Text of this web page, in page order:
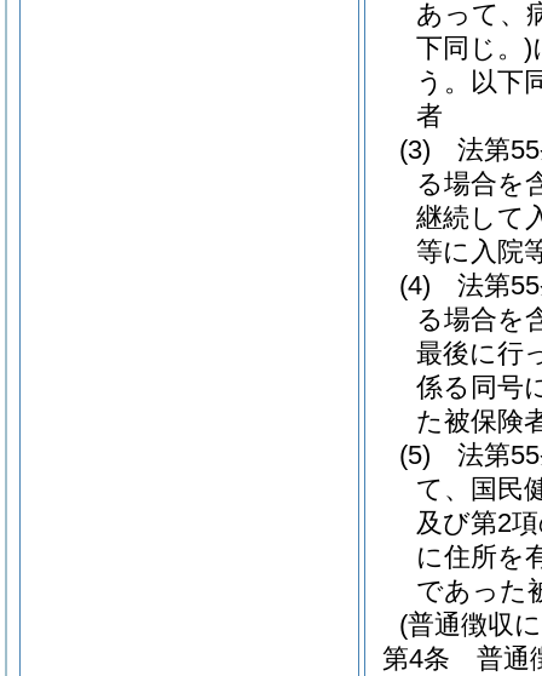
あって、
下同じ。)
う。以下
者
(3)
法第
る場合を
継続して
等に入院
(4)
法第
る場合を
最後に行
係る同号
た被保険
(5)
法第
て、国民
及び第2
に住所を
であった
(普通徴収
第4条
普通